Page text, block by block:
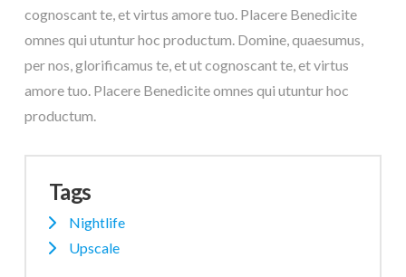
cognoscant te, et virtus amore tuo. Placere Benedicite
omnes qui utuntur hoc productum. Domine, quaesumus,
per nos, glorificamus te, et ut cognoscant te, et virtus
amore tuo. Placere Benedicite omnes qui utuntur hoc
productum.
Tags
Nightlife
Upscale